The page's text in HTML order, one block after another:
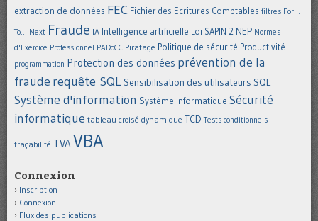
extraction de données FEC Fichier des Ecritures Comptables filtres For...
To... Next Fraude IA Intelligence artificielle Loi SAPIN 2 NEP Normes
d'Exercice Professionnel PADoCC Piratage Politique de sécurité Productivité
programmation Protection des données prévention de la
fraude requête SQL Sensibilisation des utilisateurs SQL
Système d'information Système informatique Sécurité
informatique tableau croisé dynamique TCD Tests conditionnels
traçabilité TVA VBA
Connexion
Inscription
Connexion
Flux des publications